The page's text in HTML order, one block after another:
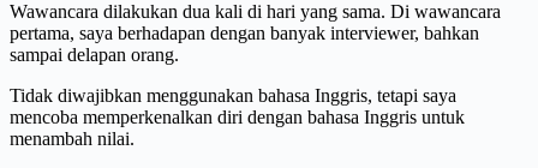
Wawancara dilakukan dua kali di hari yang sama. Di wawancara
pertama, saya berhadapan dengan banyak interviewer, bahkan
sampai delapan orang.
Tidak diwajibkan menggunakan bahasa Inggris, tetapi saya
mencoba memperkenalkan diri dengan bahasa Inggris untuk
menambah nilai.